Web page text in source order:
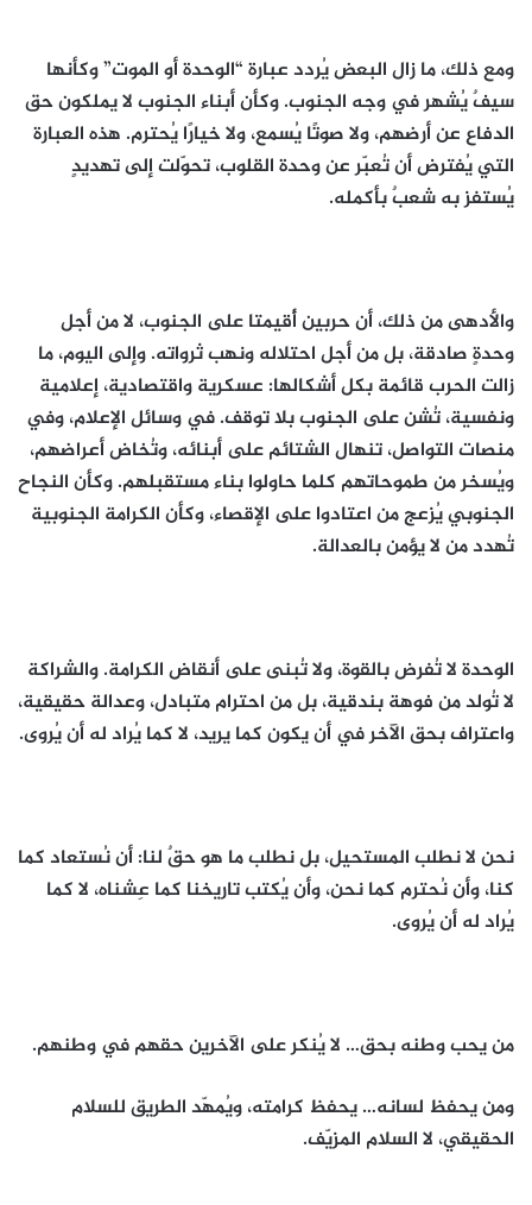
ومع ذلك، ما زال البعض يُردد عبارة “الوحدة أو الموت” وكأنها
سيفٌ يُشهر في وجه الجنوب. وكأن أبناء الجنوب لا يملكون حق
الدفاع عن أرضهم، ولا صوتًا يُسمع، ولا خيارًا يُحترم. هذه العبارة
التي يُفترض أن تُعبّر عن وحدة القلوب، تحوّلت إلى تهديدٍ
يُستفز به شعبٌ بأكمله.
والأدهى من ذلك، أن حربين أُقيمتا على الجنوب، لا من أجل
وحدةٍ صادقة، بل من أجل احتلاله ونهب ثرواته. وإلى اليوم، ما
زالت الحرب قائمة بكل أشكالها: عسكرية واقتصادية، إعلامية
ونفسية، تُشن على الجنوب بلا توقف. في وسائل الإعلام، وفي
منصات التواصل، تنهال الشتائم على أبنائه، وتُخاض أعراضهم،
ويُسخر من طموحاتهم كلما حاولوا بناء مستقبلهم. وكأن النجاح
الجنوبي يُزعج من اعتادوا على الإقصاء، وكأن الكرامة الجنوبية
تُهدد من لا يؤمن بالعدالة.
الوحدة لا تُفرض بالقوة، ولا تُبنى على أنقاض الكرامة. والشراكة
لا تُولد من فوهة بندقية، بل من احترام متبادل، وعدالة حقيقية،
واعتراف بحق الآخر في أن يكون كما يريد، لا كما يُراد له أن يُروى.
نحن لا نطلب المستحيل، بل نطلب ما هو حقٌ لنا: أن نُستعاد كما
كنا، وأن نُحترم كما نحن، وأن يُكتب تاريخنا كما عِشناه، لا كما
يُراد له أن يُروى.
من يحب وطنه بحق… لا يُنكر على الآخرين حقهم في وطنهم.
ومن يحفظ لسانه… يحفظ كرامته، ويُمهّد الطريق للسلام
الحقيقي، لا السلام المزيّف.